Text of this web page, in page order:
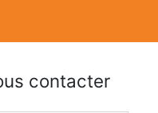
contacter